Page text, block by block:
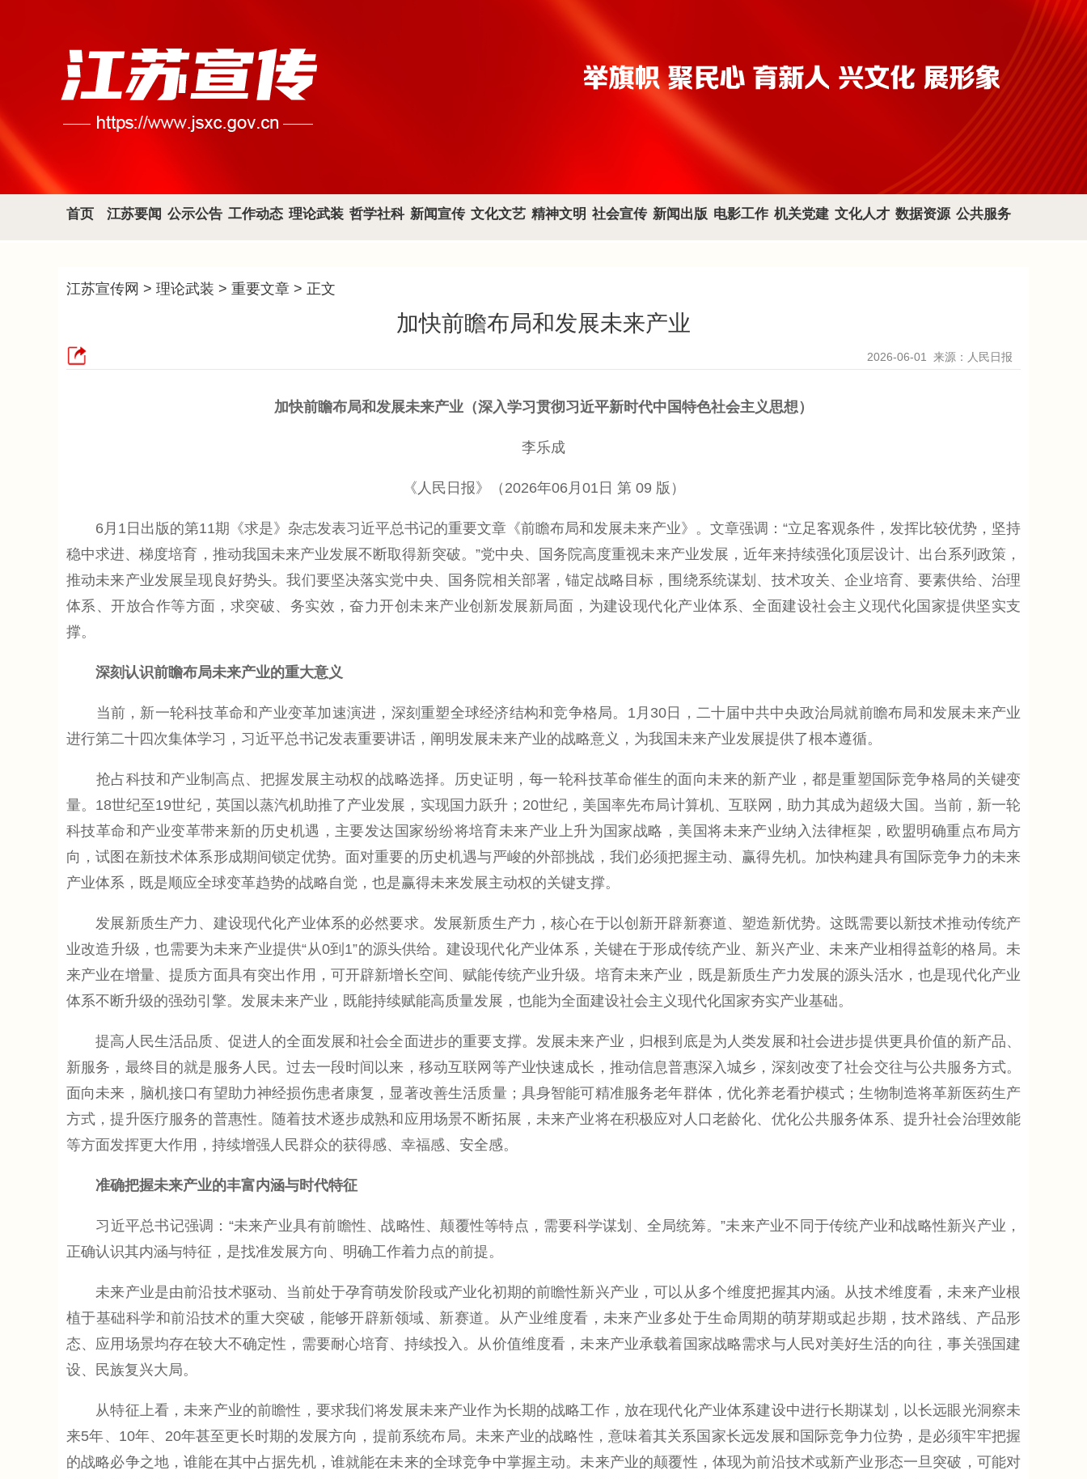
首页 江苏要闻 公示公告 工作动态 理论武装 哲学社科 新闻宣传 文化文艺 精神文明 社会宣传 新闻出版 电影工作 机关党建 文化人才 数据资源 公共服务
江苏宣传网 > 理论武装 > 重要文章 > 正文
加快前瞻布局和发展未来产业
2026-06-01 来源：人民日报
加快前瞻布局和发展未来产业（深入学习贯彻习近平新时代中国特色社会主义思想）
李乐成
《人民日报》（2026年06月01日 第 09 版）
6月1日出版的第11期《求是》杂志发表习近平总书记的重要文章《前瞻布局和发展未来产业》。文章强调：“立足客观条件，发挥比较优势，坚持
稳中求进、梯度培育，推动我国未来产业发展不断取得新突破。”党中央、国务院高度重视未来产业发展，近年来持续强化顶层设计、出台系列政策，
推动未来产业发展呈现良好势头。我们要坚决落实党中央、国务院相关部署，锚定战略目标，围绕系统谋划、技术攻关、企业培育、要素供给、治理
体系、开放合作等方面，求突破、务实效，奋力开创未来产业创新发展新局面，为建设现代化产业体系、全面建设社会主义现代化国家提供坚实支
撑。
深刻认识前瞻布局未来产业的重大意义
当前，新一轮科技革命和产业变革加速演进，深刻重塑全球经济结构和竞争格局。1月30日，二十届中共中央政治局就前瞻布局和发展未来产业
进行第二十四次集体学习，习近平总书记发表重要讲话，阐明发展未来产业的战略意义，为我国未来产业发展提供了根本遵循。
抢占科技和产业制高点、把握发展主动权的战略选择。历史证明，每一轮科技革命催生的面向未来的新产业，都是重塑国际竞争格局的关键变
量。18世纪至19世纪，英国以蒸汽机助推了产业发展，实现国力跃升；20世纪，美国率先布局计算机、互联网，助力其成为超级大国。当前，新一轮
科技革命和产业变革带来新的历史机遇，主要发达国家纷纷将培育未来产业上升为国家战略，美国将未来产业纳入法律框架，欧盟明确重点布局方
向，试图在新技术体系形成期间锁定优势。面对重要的历史机遇与严峻的外部挑战，我们必须把握主动、赢得先机。加快构建具有国际竞争力的未来
产业体系，既是顺应全球变革趋势的战略自觉，也是赢得未来发展主动权的关键支撑。
发展新质生产力、建设现代化产业体系的必然要求。发展新质生产力，核心在于以创新开辟新赛道、塑造新优势。这既需要以新技术推动传统产
业改造升级，也需要为未来产业提供“从0到1”的源头供给。建设现代化产业体系，关键在于形成传统产业、新兴产业、未来产业相得益彰的格局。未
来产业在增量、提质方面具有突出作用，可开辟新增长空间、赋能传统产业升级。培育未来产业，既是新质生产力发展的源头活水，也是现代化产业
体系不断升级的强劲引擎。发展未来产业，既能持续赋能高质量发展，也能为全面建设社会主义现代化国家夯实产业基础。
提高人民生活品质、促进人的全面发展和社会全面进步的重要支撑。发展未来产业，归根到底是为人类发展和社会进步提供更具价值的新产品、
新服务，最终目的就是服务人民。过去一段时间以来，移动互联网等产业快速成长，推动信息普惠深入城乡，深刻改变了社会交往与公共服务方式。
面向未来，脑机接口有望助力神经损伤患者康复，显著改善生活质量；具身智能可精准服务老年群体，优化养老看护模式；生物制造将革新医药生产
方式，提升医疗服务的普惠性。随着技术逐步成熟和应用场景不断拓展，未来产业将在积极应对人口老龄化、优化公共服务体系、提升社会治理效能
等方面发挥更大作用，持续增强人民群众的获得感、幸福感、安全感。
准确把握未来产业的丰富内涵与时代特征
习近平总书记强调：“未来产业具有前瞻性、战略性、颠覆性等特点，需要科学谋划、全局统筹。”未来产业不同于传统产业和战略性新兴产业，
正确认识其内涵与特征，是找准发展方向、明确工作着力点的前提。
未来产业是由前沿技术驱动、当前处于孕育萌发阶段或产业化初期的前瞻性新兴产业，可以从多个维度把握其内涵。从技术维度看，未来产业根
植于基础科学和前沿技术的重大突破，能够开辟新领域、新赛道。从产业维度看，未来产业多处于生命周期的萌芽期或起步期，技术路线、产品形
态、应用场景均存在较大不确定性，需要耐心培育、持续投入。从价值维度看，未来产业承载着国家战略需求与人民对美好生活的向往，事关强国建
设、民族复兴大局。
从特征上看，未来产业的前瞻性，要求我们将发展未来产业作为长期的战略工作，放在现代化产业体系建设中进行长期谋划，以长远眼光洞察未
来5年、10年、20年甚至更长时期的发展方向，提前系统布局。未来产业的战略性，意味着其关系国家长远发展和国际竞争力位势，是必须牢牢把握
的战略必争之地，谁能在其中占据先机，谁就能在未来的全球竞争中掌握主动。未来产业的颠覆性，体现为前沿技术或新产业形态一旦突破，可能对